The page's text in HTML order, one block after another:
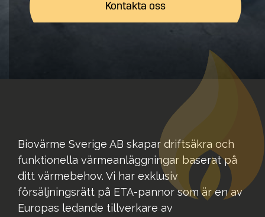
Kontakta oss
Biovärme Sverige AB skapar driftsäkra och
funktionella värmeanläggningar baserat på
ditt värmebehov. Vi har exklusiv
försäljningsrätt på ETA-pannor som är en av
Europas ledande tillverkare av